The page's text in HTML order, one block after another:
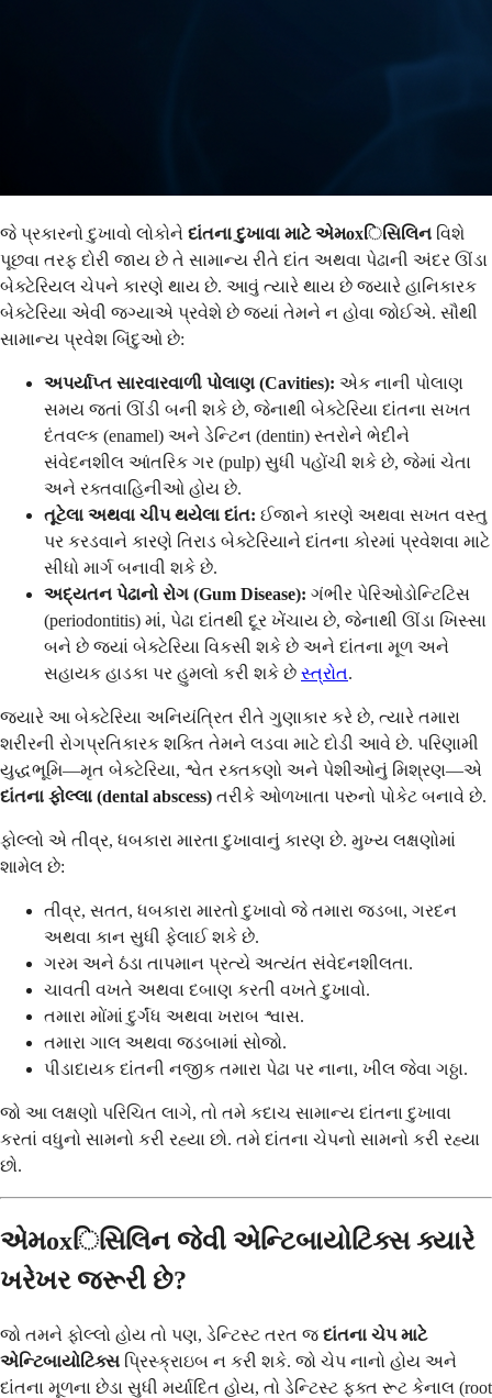
જે પ્રકારનો દુખાવો લોકોને દાંતના દુખાવા માટે એમoxિસિલિન વિશે
પૂછવા તરફ દોરી જાય છે તે સામાન્ય રીતે દાંત અથવા પેઢાની અંદર ઊંડા
બેક્ટેરિયલ ચેપને કારણે થાય છે. આવું ત્યારે થાય છે જ્યારે હાનિકારક
બેક્ટેરિયા એવી જગ્યાએ પ્રવેશે છે જ્યાં તેમને ન હોવા જોઈએ. સૌથી
સામાન્ય પ્રવેશ બિંદુઓ છે:
અપર્યાપ્ત સારવારવાળી પોલાણ (Cavities): એક નાની પોલાણ
સમય જતાં ઊંડી બની શકે છે, જેનાથી બેક્ટેરિયા દાંતના સખત
દંતવલ્ક (enamel) અને ડેન્ટિન (dentin) સ્તરોને ભેદીને
સંવેદનશીલ આંતરિક ગર (pulp) સુધી પહોંચી શકે છે, જેમાં ચેતા
અને રક્તવાહિનીઓ હોય છે.
તૂટેલા અથવા ચીપ થયેલા દાંત: ઈજાને કારણે અથવા સખત વસ્તુ
પર કરડવાને કારણે તિરાડ બેક્ટેરિયાને દાંતના કોરમાં પ્રવેશવા માટે
સીધો માર્ગ બનાવી શકે છે.
અદ્યતન પેઢાનો રોગ (Gum Disease): ગંભીર પેરિઓડોન્ટિટિસ
(periodontitis) માં, પેઢા દાંતથી દૂર ખેંચાય છે, જેનાથી ઊંડા ખિસ્સા
બને છે જ્યાં બેક્ટેરિયા વિકસી શકે છે અને દાંતના મૂળ અને
સહાયક હાડકા પર હુમલો કરી શકે છે સ્ત્રોત.
જ્યારે આ બેક્ટેરિયા અનિયંત્રિત રીતે ગુણાકાર કરે છે, ત્યારે તમારા
શરીરની રોગપ્રતિકારક શક્તિ તેમને લડવા માટે દોડી આવે છે. પરિણામી
યુદ્ધભૂમિ—મૃત બેક્ટેરિયા, શ્વેત રક્તકણો અને પેશીઓનું મિશ્રણ—એ
દાંતના ફોલ્લા (dental abscess) તરીકે ઓળખાતા પરુનો પોકેટ બનાવે છે.
ફોલ્લો એ તીવ્ર, ધબકારા મારતા દુખાવાનું કારણ છે. મુખ્ય લક્ષણોમાં
શામેલ છે:
તીવ્ર, સતત, ધબકારા મારતો દુખાવો જે તમારા જડબા, ગરદન
અથવા કાન સુધી ફેલાઈ શકે છે.
ગરમ અને ઠંડા તાપમાન પ્રત્યે અત્યંત સંવેદનશીલતા.
ચાવતી વખતે અથવા દબાણ કરતી વખતે દુખાવો.
તમારા મોંમાં દુર્ગંધ અથવા ખરાબ શ્વાસ.
તમારા ગાલ અથવા જડબામાં સોજો.
પીડાદાયક દાંતની નજીક તમારા પેઢા પર નાના, ખીલ જેવા ગઠ્ઠા.
જો આ લક્ષણો પરિચિત લાગે, તો તમે કદાચ સામાન્ય દાંતના દુખાવા
કરતાં વધુનો સામનો કરી રહ્યા છો. તમે દાંતના ચેપનો સામનો કરી રહ્યા
છો.
એમoxિસિલિન જેવી એન્ટિબાયોટિક્સ ક્યારે
ખરેખર જરૂરી છે?
જો તમને ફોલ્લો હોય તો પણ, ડેન્ટિસ્ટ તરત જ દાંતના ચેપ માટે
એન્ટિબાયોટિક્સ પ્રિસ્ક્રાઇબ ન કરી શકે. જો ચેપ નાનો હોય અને
દાંતના મૂળના છેડા સુધી મર્યાદિત હોય, તો ડેન્ટિસ્ટ ફક્ત રૂટ કેનાલ (root